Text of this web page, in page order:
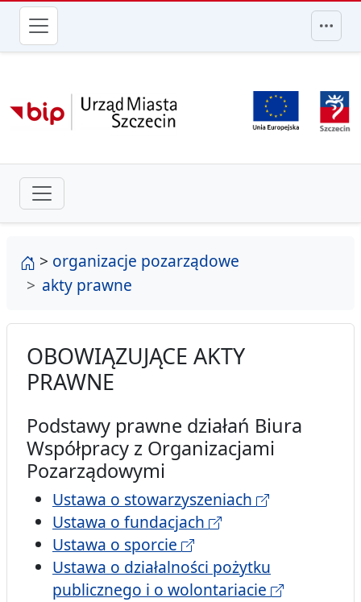
przejdź do głównego menu
strona główna
> organizacje pozarządowe
akty prawne
OBOWIĄZUJĄCE AKTY
PRAWNE
Podstawy prawne działań Biura
Współpracy z Organizacjami
Pozarządowymi
Ustawa o stowarzyszeniach
Ustawa o fundacjach
Ustawa o sporcie
Ustawa o działalności pożytku
publicznego i o wolontariacie